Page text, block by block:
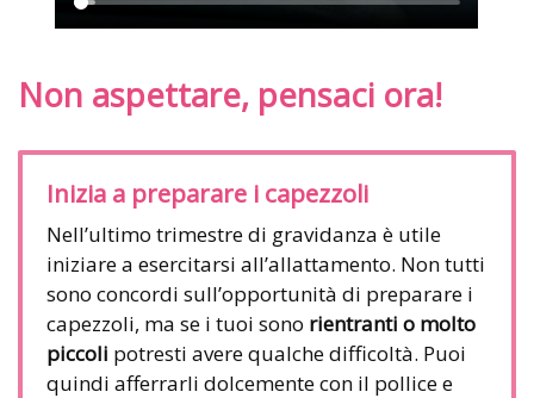
Non aspettare, pensaci ora!
Inizia a preparare i capezzoli
Nell’ultimo trimestre di gravidanza è utile
iniziare a esercitarsi all’allattamento. Non tutti
sono concordi sull’opportunità di preparare i
capezzoli, ma se i tuoi sono rientranti o molto
piccoli potresti avere qualche difficoltà. Puoi
quindi afferrarli dolcemente con il pollice e